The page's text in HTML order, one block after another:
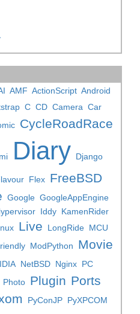
AMF ActionScript Android
C CD Camera Car
CycleRoadRace
Diary Django
Flex FreeBSD
Google GoogleAppEngine
Iddy KamenRider
Live LongRide MCU
ModPython
Movie
NetBSD Nginx PC
Photo Plugin Ports
PyConJP PyXPCOM